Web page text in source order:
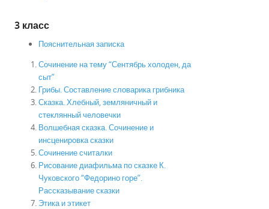
3 класс
Пояснительная записка
Сочинение на тему “Сентябрь холоден, да
сыт”
Грибы. Составление словарика грибника
Сказка. Хлебный, земляничный и
стеклянный человечки
Волшебная сказка. Сочинение и
инсценировка сказки
Сочинение считалки
Рисование диафильма по сказке К.
Чуковского “Федорино горе”.
Рассказывание сказки
Этика и этикет